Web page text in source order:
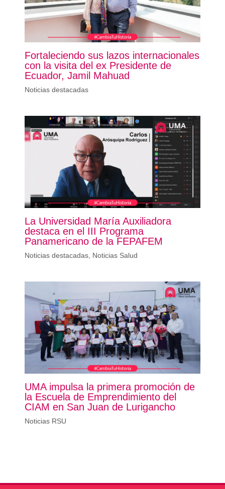
Fortaleciendo sus lazos internacionales
con la visita del ex Presidente de
Ecuador, Jamil Mahuad
Noticias destacadas
La Universidad María Auxiliadora
destaca en el III Programa
Panamericano de la FEPAFEM
Noticias destacadas, Noticias Salud
UMA impulsa la primera promoción de
la Escuela de Emprendimiento del
CIAM en San Juan de Lurigancho
Noticias RSU